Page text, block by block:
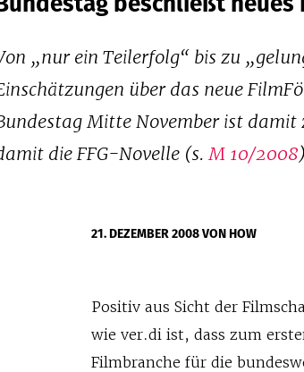
„nur ein Teilerfolg“ bis zu
über das neue
Mitte November ist
die FFG-Novelle (s.M 10/2008
21. DEZEMBER 2008VON HOW
Positiv aus Sicht der
wie ver.di ist, dass zum
Filmbranche für die